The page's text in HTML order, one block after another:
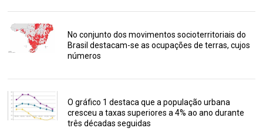
No conjunto dos movimentos socioterritoriais do
Brasil destacam-se as ocupações de terras, cujos
números
O gráfico 1 destaca que a população urbana
cresceu a taxas superiores a 4% ao ano durante
três décadas seguidas